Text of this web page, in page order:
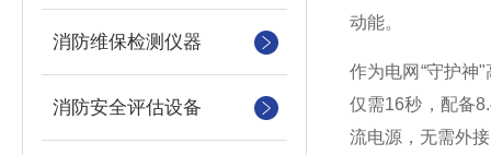
消防维保检测仪器
消防安全评估设备
动能。
作为电网“守护神
仅需16秒，配备
流电源，无需外